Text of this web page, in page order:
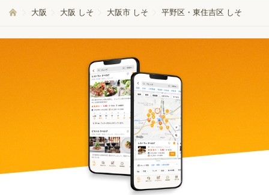
大阪 大阪 しそ 大阪市 しそ 平野区・東住吉区 しそ